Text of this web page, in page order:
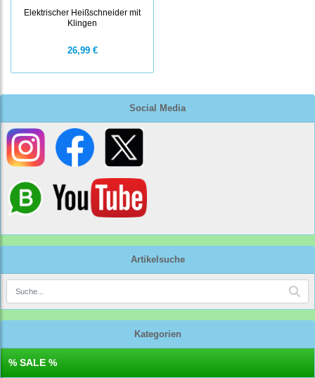
Social Media
Artikelsuche
Kategorien
% SALE %
Elektrischer Heißschneider mit
Klingen
26,99 €